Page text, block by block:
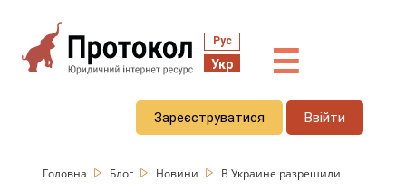
Рус
Укр ☰
Зареєструватися Ввійти
Головна Блог Новини
В Украине разрешили